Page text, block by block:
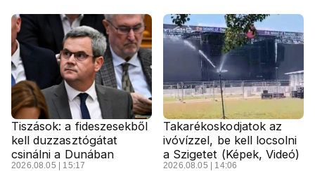
Tiszások: a fideszesekből
kell duzzasztógátat
csinálni a Dunában
2026.08.05 | 15:17
Takarékoskodjatok az
ivóvízzel, be kell locsolni
a Szigetet (Képek, Videó)
2026.08.05 | 14:06